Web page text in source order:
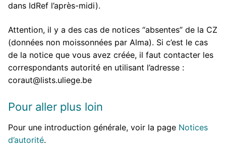
dans IdRef l’après-midi).
Attention, il y a des cas de notices “absentes” de la CZ
(données non moissonnées par Alma). Si c’est le cas
de la notice que vous avez créée, il faut contacter les
correspondants autorité en utilisant l’adresse :
coraut@lists.uliege.be
Pour aller plus loin
Pour une introduction générale, voir la page Notices
d’autorité.